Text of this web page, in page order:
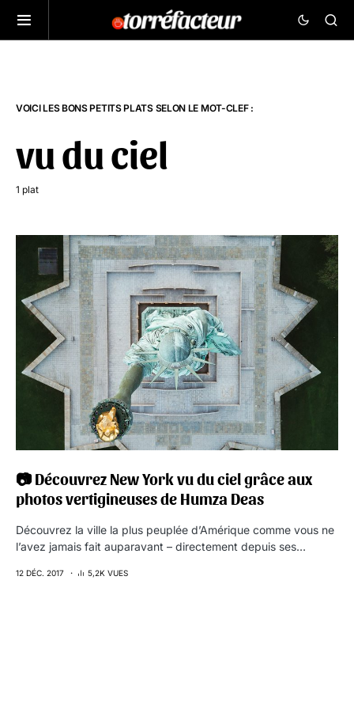
VOICI LES BONS PETITS PLATS SELON LE MOT-CLEF :
vu du ciel
1 plat
📷 Découvrez New York vu du ciel grâce aux
photos vertigineuses de Humza Deas
Découvrez la ville la plus peuplée d’Amérique comme vous ne
l’avez jamais fait auparavant – directement depuis ses…
12 DÉC. 2017 5,2K VUES